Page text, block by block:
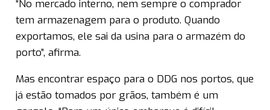
“No mercado interno, nem sempre o comprador
tem armazenagem para o produto. Quando
exportamos, ele sai da usina para o armazém do
porto”, afirma.
Mas encontrar espaço para o DDG nos portos, que
já estão tomados por grãos, também é um